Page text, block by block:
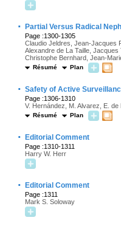
· Partial Versus Radical
Page :1300-1305
Claudio Jeldres, Jean-Jacques
Alexandre de La Taille,
Christophe Bernhard, Jean-
Résumé Plan
· Safety of Active
Page :1306-1310
V. Hernández, M. Alvarez, E.
Résumé Plan
· Editorial Comment
Page :1310-1311
Harry W. Herr
· Editorial Comment
Page :1311
Mark S. Soloway